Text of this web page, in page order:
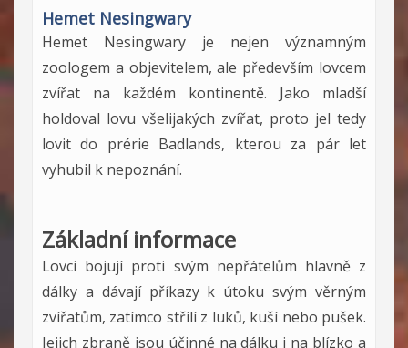
Hemet Nesingwary
Hemet Nesingwary je nejen významným
zoologem a objevitelem, ale především lovcem
zvířat na každém kontinentě. Jako mladší
holdoval lovu všelijakých zvířat, proto jel tedy
lovit do prérie Badlands, kterou za pár let
vyhubil k nepoznání.
Základní informace
Lovci bojují proti svým nepřátelům hlavně z
dálky a dávají příkazy k útoku svým věrným
zvířatům, zatímco střílí z luků, kuší nebo pušek.
Jejich zbraně jsou účinné na dálku i na blízko a